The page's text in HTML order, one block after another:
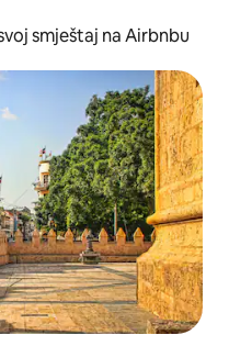
smještaj na Airbnbu